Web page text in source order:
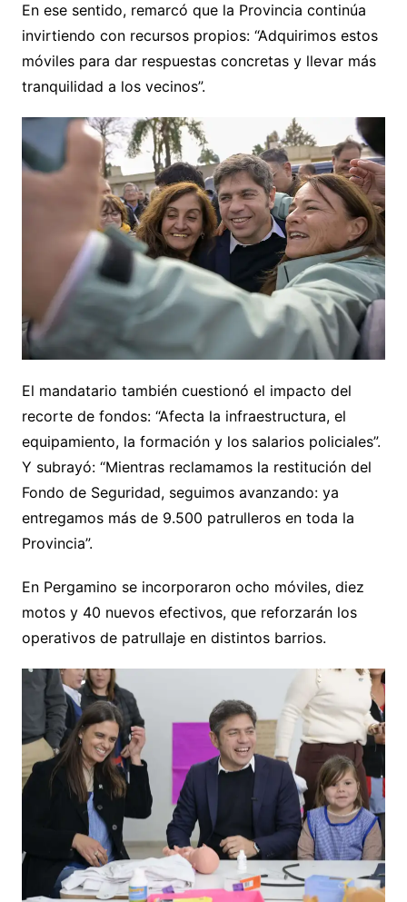
En ese sentido, remarcó que la Provincia continúa
invirtiendo con recursos propios: “Adquirimos estos
móviles para dar respuestas concretas y llevar más
tranquilidad a los vecinos”.
El mandatario también cuestionó el impacto del
recorte de fondos: “Afecta la infraestructura, el
equipamiento, la formación y los salarios policiales”.
Y subrayó: “Mientras reclamamos la restitución del
Fondo de Seguridad, seguimos avanzando: ya
entregamos más de 9.500 patrulleros en toda la
Provincia”.
En Pergamino se incorporaron ocho móviles, diez
motos y 40 nuevos efectivos, que reforzarán los
operativos de patrullaje en distintos barrios.